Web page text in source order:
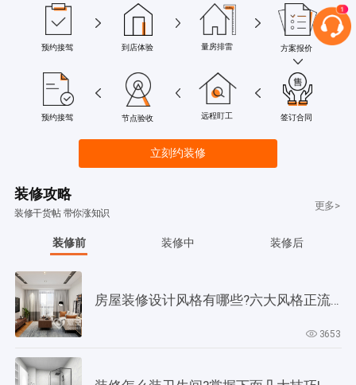
预约接驾 到店体验 量房排雷 方案报价
预约接驾 节点验收 远程盯工 签订合同
立刻约装修
装修攻略
装修干货帖 带你涨知识
更多>
装修前 装修中 装修后
房屋装修设计风格有哪些?六大风格正流行!
3653